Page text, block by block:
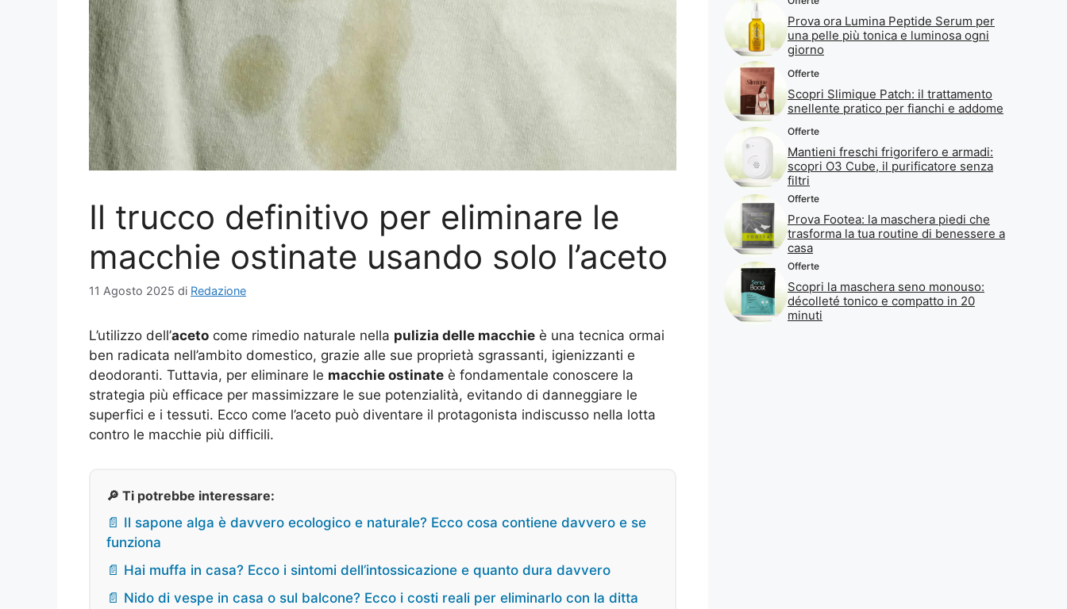
Il trucco definitivo per eliminare le
macchie ostinate usando solo l’aceto
11 Agosto 2025 di Redazione
L’utilizzo dell’aceto come rimedio naturale nella pulizia delle macchie è una tecnica ormai
ben radicata nell’ambito domestico, grazie alle sue proprietà sgrassanti, igienizzanti e
deodoranti. Tuttavia, per eliminare le macchie ostinate è fondamentale conoscere la
strategia più efficace per massimizzare le sue potenzialità, evitando di danneggiare le
superfici e i tessuti. Ecco come l’aceto può diventare il protagonista indiscusso nella lotta
contro le macchie più difficili.
🔎 Ti potrebbe interessare:
📄 Il sapone alga è davvero ecologico e naturale? Ecco cosa contiene davvero e se
funziona
📄 Hai muffa in casa? Ecco i sintomi dell’intossicazione e quanto dura davvero
📄 Nido di vespe in casa o sul balcone? Ecco i costi reali per eliminarlo con la ditta
Prova ora Lumina Peptide Serum per
una pelle più tonica e luminosa ogni
giorno
Offerte
Scopri Slimique Patch: il trattamento
snellente pratico per fianchi e addome
Offerte
Mantieni freschi frigorifero e armadi:
scopri O3 Cube, il purificatore senza
filtri
Offerte
Prova Footea: la maschera piedi che
trasforma la tua routine di benessere a
casa
Offerte
Scopri la maschera seno monouso:
décolleté tonico e compatto in 20
minuti